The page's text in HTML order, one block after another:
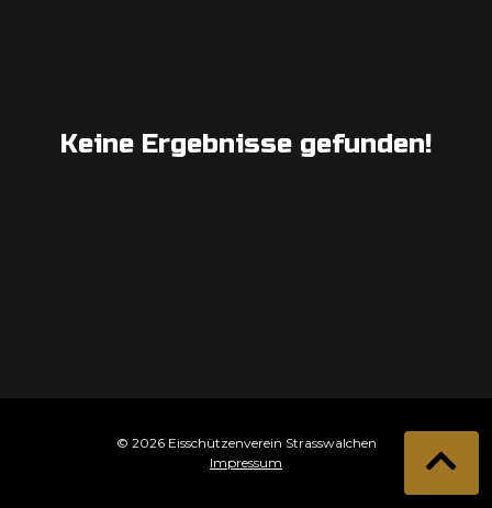
Keine Ergebnisse gefunden!
© 2026 Eisschützenverein Strasswalchen
Impressum